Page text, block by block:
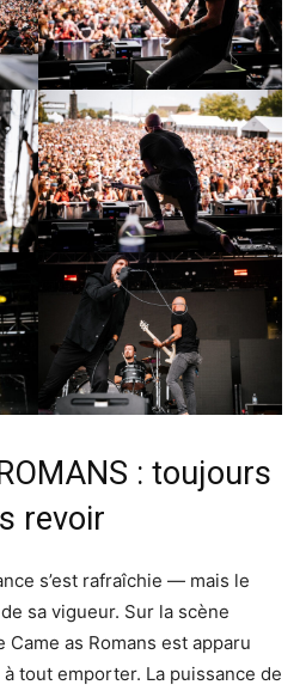
: toujours
revoir
s’est rafraîchie — mais le
sa vigueur. Sur la scène
as Romans est apparu
tout emporter. La puissance de